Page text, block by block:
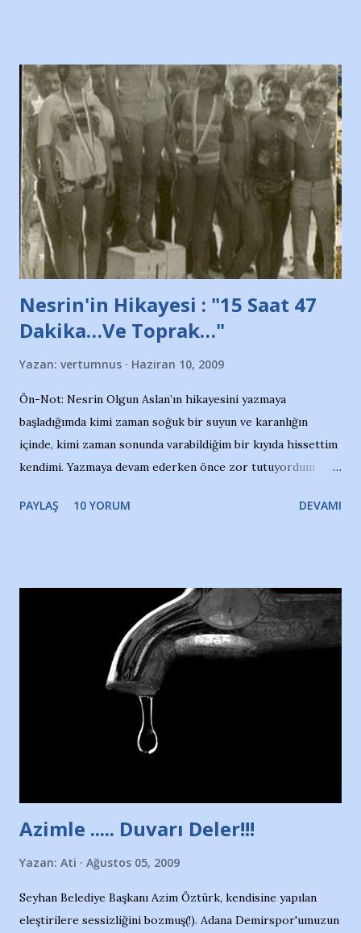
ve ürünlerini Bursa şehrinde görmek istemediklerini bir
protesto eylemiyle açıkladıklarını bildiriyordu.. Bu grup
adına açıklama yapan şahsı muhterem(!) ''Açık ve net olarak
söylüyoruz. Bu son uyarımızdır. Bunun yanısıra, bu takımlara
ait tanıtıcı ilanların asılmasına izin veren Bursa Büyükşehir
Belediyesi ile mağazaların bulunduğu alışveriş merkezlerini
de kınıyoruz'' diye de eklemiş .. Blogumuzda okuduğum bu
yazının hemen ardından bu habe...
Nesrin'in Hikayesi : "15 Saat 47
Dakika…Ve Toprak…"
Yazan: vertumnus Haziran 10, 2009
Ön-Not: Nesrin Olgun Aslan’ın hikayesini yazmaya
başladığımda kimi zaman soğuk bir suyun ve karanlığın
içinde, kimi zaman sonunda varabildiğim bir kıyıda hissettim
kendimi. Yazmaya devam ederken önce zor tutuyordum
Yazımı, ağlayarak bitirebildim ancak…Kendisinin web
Nesrin’in Hikayesi’ne başlıyorum… 1964 Adana Yüzme
havuzunun kenarında 7 yaşında kara kuru bir kız çocuğu
duruyor. Havuzun içinde Adana Demirspor Kulübü
yüzücüleri. Erkekler çoğunlukta. Küçük kız etrafına bakıyor.
Sadece 4 kız çocuğu var. Nesrin, Adana Demirspor’un 4
kızından biri oluyor o gün…Giriyor havuza. 1973 – 1975
Adana Nesrin, 16 yaşında. Yüzüyor. 7 yaşında girdiği
Türkiye 3.lüğü var. 17 yaşında mar...
PAYLAŞ 10 YORUM DEVAMI
Azimle ..... Duvarı Deler!!!
Yazan: Ati Ağustos 05, 2009
Seyhan Belediye Başkanı Azim Öztürk, kendisine yapılan
eleştirilere sessizliğini bozmuş(!). Adana Demirspor'umuzun